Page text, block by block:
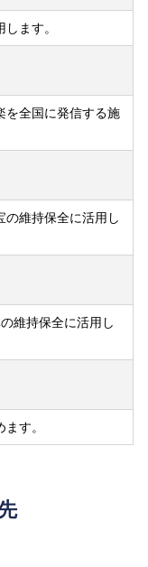
ます。
を全国に発信する施
の維持保全に活用し
維持保全に活用し
す。